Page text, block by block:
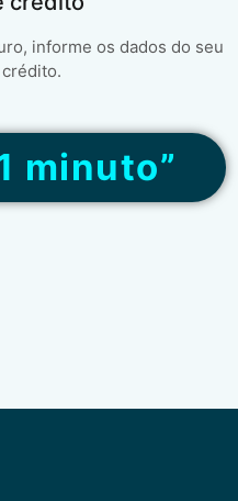
informe os dados do seu
minuto”